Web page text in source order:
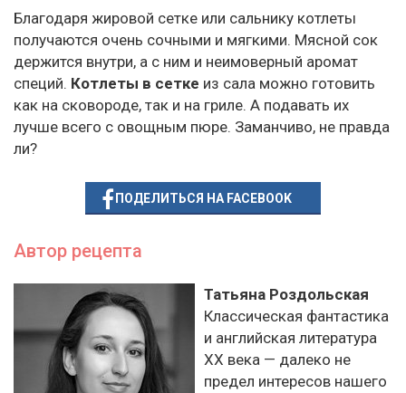
Благодаря жировой сетке или сальнику котлеты
получаются очень сочными и мягкими. Мясной сок
держится внутри, а с ним и неимоверный аромат
специй. Котлеты в сетке из сала можно готовить
как на сковороде, так и на гриле. А подавать их
лучше всего с овощным пюре. Заманчиво, не правда
ли?
ПОДЕЛИТЬСЯ НА FACEBOOK
Автор рецепта
Татьяна Роздольская
Классическая фантастика
и английская литература
ХХ века — далеко не
предел интересов нашего